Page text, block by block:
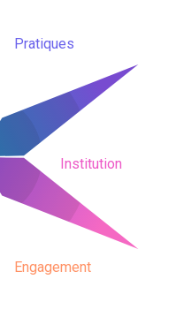
Pratiques
Institution
Engagement